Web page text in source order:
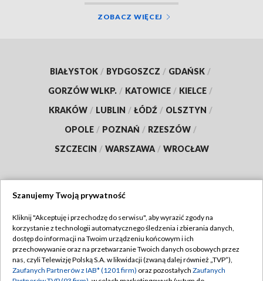
ZOBACZ WIĘCEJ
BIAŁYSTOK / BYDGOSZCZ / GDAŃSK /
GORZÓW WLKP. / KATOWICE / KIELCE /
KRAKÓW / LUBLIN / ŁÓDŹ / OLSZTYN /
OPOLE / POZNAŃ / RZESZÓW /
SZCZECIN / WARSZAWA / WROCŁAW
TVP
Abonament TVP
Emisja w TVP
Regulamin TVP
Polityka prywatności
Szanujemy Twoją prywatność
Kliknij "Akceptuję i przechodzę do serwisu", aby wyrazić zgody na
korzystanie z technologii automatycznego śledzenia i zbierania danych,
dostęp do informacji na Twoim urządzeniu końcowym i ich
przechowywanie oraz na przetwarzanie Twoich danych osobowych przez
nas, czyli Telewizję Polską S.A. w likwidacji (zwaną dalej również „TVP”),
Zaufanych Partnerów z IAB* (1201 firm) oraz pozostałych Zaufanych